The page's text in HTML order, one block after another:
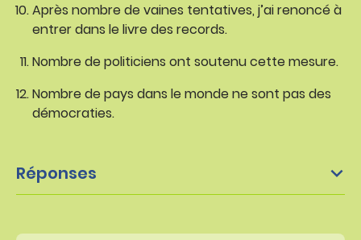
Après nombre de vaines tentatives, j’ai renoncé à
entrer dans le livre des records.
Nombre de politiciens ont soutenu cette mesure.
Nombre de pays dans le monde ne sont pas des
démocraties.
Réponses